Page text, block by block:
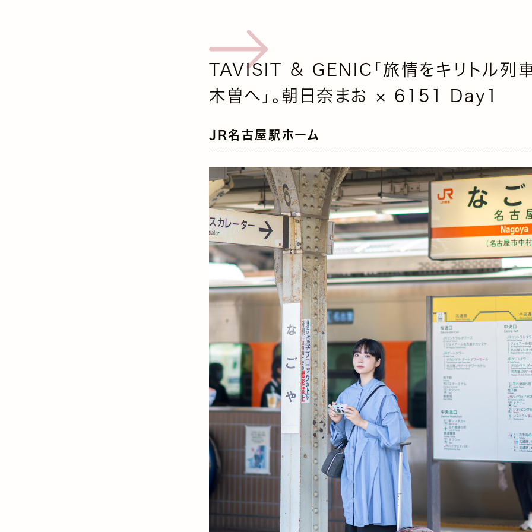
TAVISIT ＆ GENIC「旅情をキリトル列
木曽へ」。朝日奈まお × 6151 Day1
JR名古屋駅ホーム